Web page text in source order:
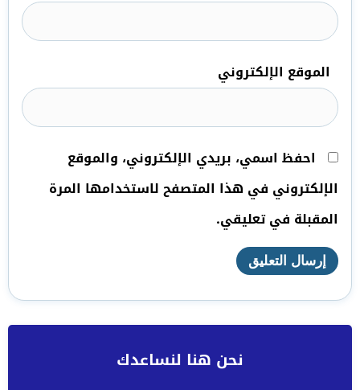
الموقع الإلكتروني
احفظ اسمي، بريدي الإلكتروني، والموقع
الإلكتروني في هذا المتصفح لاستخدامها المرة
المقبلة في تعليقي.
نحن هنا لنساعدك